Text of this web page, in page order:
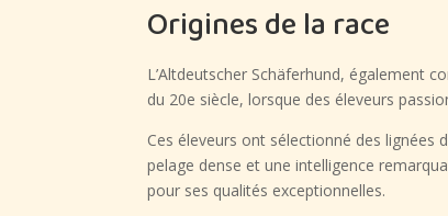
Origines de la race
L’Altdeutscher Schäferhund, également
du 20e siècle, lorsque des éleveurs
Ces éleveurs ont sélectionné des lignées
pelage dense et une intelligence
pour ses qualités exceptionnelles.